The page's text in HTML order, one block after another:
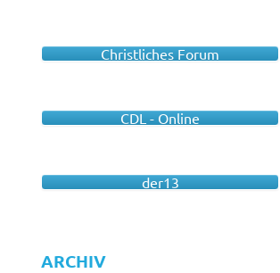
Christliches Forum
CDL - Online
der13
ARCHIV